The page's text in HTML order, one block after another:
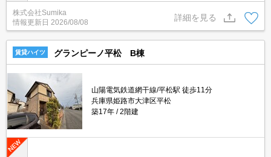
株式会社Sumika
情報更新日 2026/08/08
詳細を見る
賃貸ハイツ グランピーノ平松 B棟
山陽電気鉄道網干線/平松駅 徒歩11分
兵庫県姫路市大津区平松
築17年
2階建